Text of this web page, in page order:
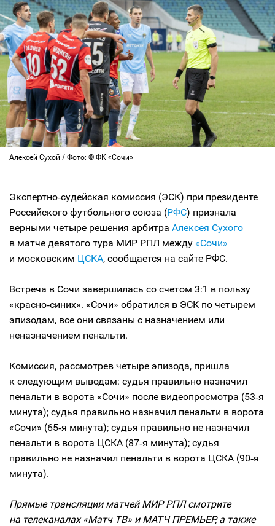
Алексей Сухой / Фото: © ФК «Сочи»
Экспертно‑судейская комиссия (ЭСК) при президенте
Российского футбольного союза (РФС) признала
верными четыре решения арбитра Алексея Сухого
в матче девятого тура МИР РПЛ между «Сочи»
и московским ЦСКА, сообщается на сайте РФС.
Встреча в Сочи завершилась со счетом 3:1 в пользу
«красно‑синих». «Сочи» обратился в ЭСК по четырем
эпизодам, все они связаны с назначением или
неназначением пенальти.
Комиссия, рассмотрев четыре эпизода, пришла
к следующим выводам: судья правильно назначил
пенальти в ворота «Сочи» после видеопросмотра (53‑я
минута); судья правильно назначил пенальти в ворота
«Сочи» (65‑я минута); судья правильно не назначил
пенальти в ворота ЦСКА (87‑я минута); судья
правильно не назначил пенальти в ворота ЦСКА (90‑я
минута).
Прямые трансляции матчей МИР РПЛ смотрите
на телеканалах «Матч ТВ» и МАТЧ ПРЕМЬЕР, а также